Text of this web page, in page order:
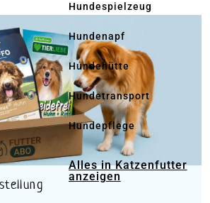
Hundespielzeug
Hundenapf
Hundehütte
Hundetransport
Hundepflege
Alles in Katzenfutter
anzeigen